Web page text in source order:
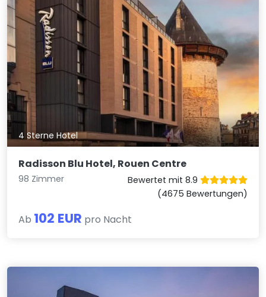
4 Sterne Hotel
Radisson Blu Hotel, Rouen Centre
98 Zimmer
Bewertet mit 8.9
(4675 Bewertungen)
Ab 102 EUR pro Nacht